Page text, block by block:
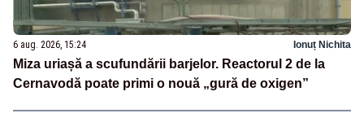
6 aug. 2026, 15:24 Ionuț Nichita
Miza uriașă a scufundării barjelor. Reactorul 2 de la
Cernavodă poate primi o nouă „gură de oxigen”